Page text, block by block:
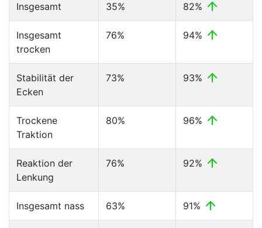
Insgesamt 35% 82%
Insgesamt
trocken
76% 94%
Stabilität der
Ecken
73% 93%
Trockene
Traktion
80% 96%
Reaktion der
Lenkung
76% 92%
Insgesamt nass 63% 91%